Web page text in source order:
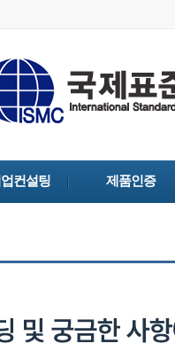
컨설팅 제품인증